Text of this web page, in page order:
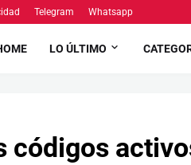
Telegram Whatsapp
LO ÚLTIMO
códigos